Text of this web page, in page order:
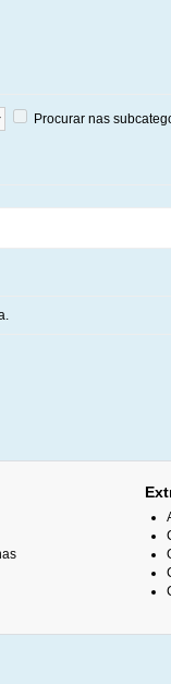
Procurar nas